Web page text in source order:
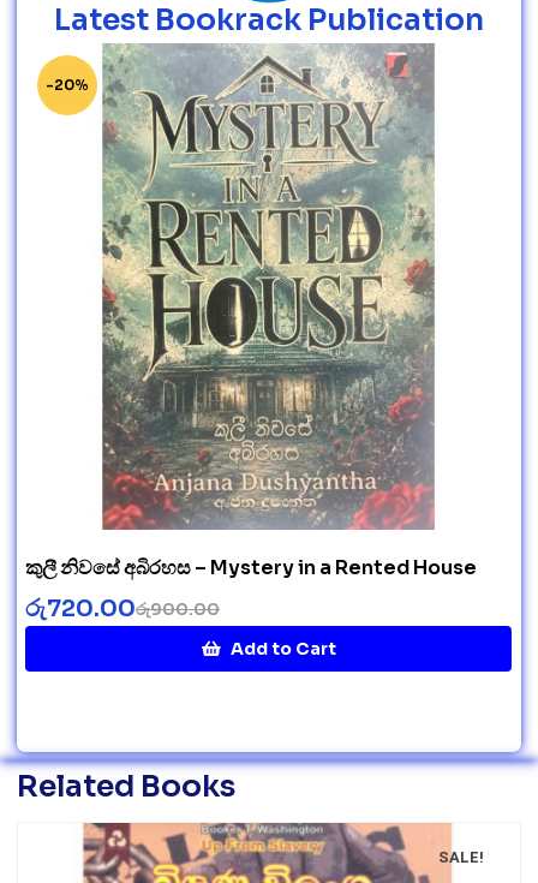
Latest Bookrack Publication
-20%
කුලී නිවසේ අබිරහස – Mystery in a Rented House
රු900.00
රු720.00
Add to Cart
Related Books
SALE!